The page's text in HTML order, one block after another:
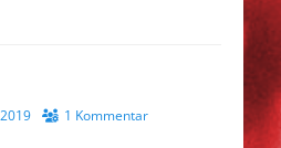
1 Kommentar